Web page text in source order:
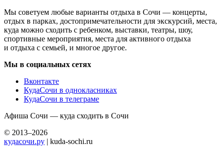
Мы советуем любые варианты отдыха в Сочи — концерты,
отдых в парках, достопримечательности для экскурсий, места,
куда можно сходить с ребенком, выставки, театры, шоу,
спортивные мероприятия, места для активного отдыха
и отдыха с семьей, и многое другое.
Мы в социальных сетях
Вконтакте
КудаСочи в однокласниках
КудаСочи в телеграме
Афиша Сочи — куда сходить в Сочи
© 2013–2026
кудасочи.ру | kuda-sochi.ru